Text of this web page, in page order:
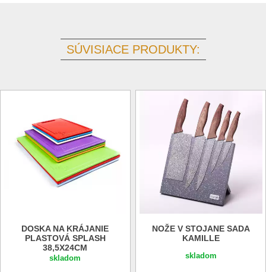
SÚVISIACE PRODUKTY:
DOSKA NA KRÁJANIE
PLASTOVÁ SPLASH
38,5X24CM
skladom
NOŽE V STOJANE SADA
KAMILLE
skladom